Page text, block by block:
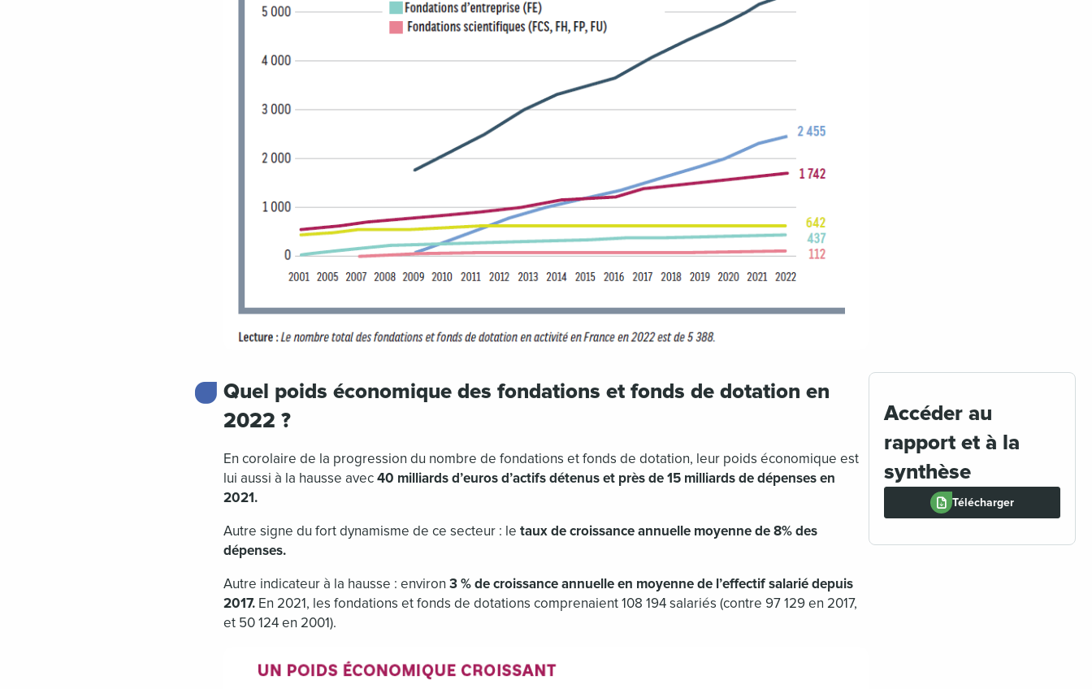
Quel poids économique des fondations et fonds de dotation en
2022 ?
En corolaire de la progression du nombre de fondations et fonds de dotation, leur poids économique est
lui aussi à la hausse avec40 milliards d’euros d’actifs détenus et près de 15 milliards de dépenses en
2021.
Autre signe du fort dynamisme de ce secteur : le taux de croissance annuelle moyenne de 8% des
dépenses.
Autre indicateur à la hausse : environ 3 % de croissance annuelle en moyenne de l’effectif salarié depuis
2017. En 2021, les fondations et fonds de dotations comprenaient 108 194 salariés (contre 97 129 en 2017,
et 50 124 en 2001).
Accéder au
rapport et à la
synthèse
Télécharger